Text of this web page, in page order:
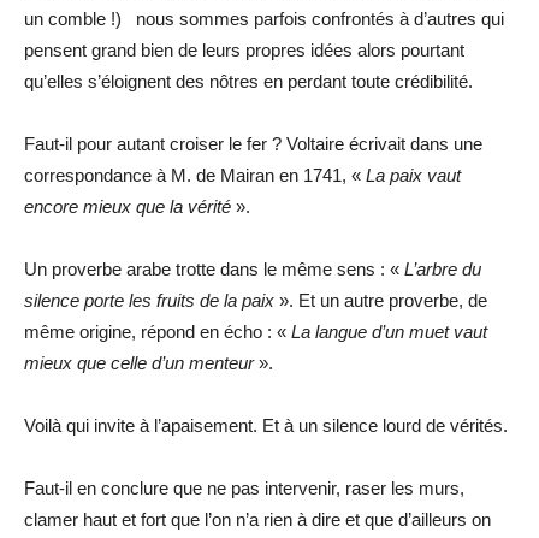
un comble !) nous sommes parfois confrontés à d’autres qui
pensent grand bien de leurs propres idées alors pourtant
qu’elles s’éloignent des nôtres en perdant toute crédibilité.
Faut-il pour autant croiser le fer ? Voltaire écrivait dans une
correspondance à M. de Mairan en 1741, « La paix vaut
encore mieux que la vérité ».
Un proverbe arabe trotte dans le même sens : « L’arbre du
silence porte les fruits de la paix ». Et un autre proverbe, de
même origine, répond en écho : « La langue d’un muet vaut
mieux que celle d’un menteur».
Voilà qui invite à l’apaisement. Et à un silence lourd de vérités.
Faut-il en conclure que ne pas intervenir, raser les murs,
clamer haut et fort que l’on n’a rien à dire et que d’ailleurs on